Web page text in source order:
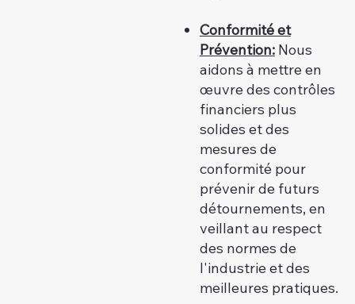
Conformité et
Prévention:Nous
aidons à mettre en
œuvre des contrôles
financiers plus
solides et des
mesures de
conformité pour
prévenir de futurs
détournements, en
veillant au respect
des normes de
l'industrie et des
meilleures pratiques.